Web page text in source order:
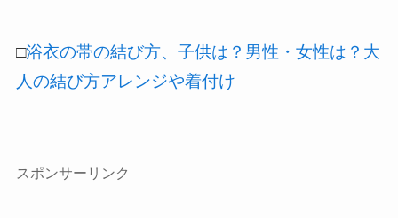
□浴衣の帯の結び方、子供は？男性・女性は？大
人の結び方アレンジや着付け
スポンサーリンク